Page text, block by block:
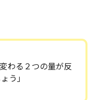
わる２つの量が反
う」